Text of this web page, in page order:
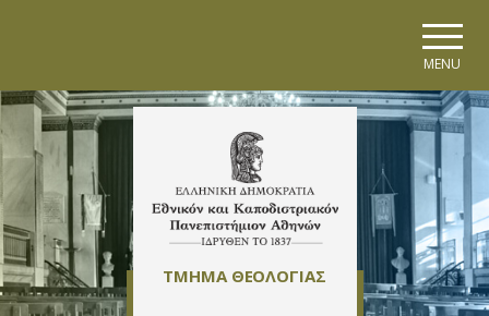
MENU
ΤΜΗΜΑ ΘΕΟΛΟΓΙΑΣ